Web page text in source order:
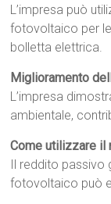
L’impresa può
fotovoltaico per
bolletta elettrica.
Miglioramento
L’impresa
ambientale,
Come utilizzare il
Il reddito
fotovoltaico può